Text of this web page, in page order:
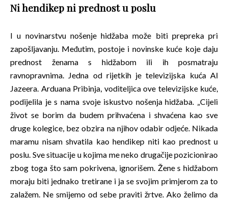
Ni hendikep ni prednost u poslu
I u novinarstvu nošenje hidžaba može biti prepreka pri
zapošljavanju. Međutim, postoje i novinske kuće koje daju
prednost ženama s hidžabom ili ih posmatraju
ravnopravnima. Jedna od rijetkih je televizijska kuća Al
Jazeera. Arduana Pribinja, voditeljica ove televizijske kuće,
podijelila je s nama svoje iskustvo nošenja hidžaba. „Cijeli
život se borim da budem prihvaćena i shvaćena kao sve
druge kolegice, bez obzira na njihov odabir odjeće. Nikada
maramu nisam shvatila kao hendikep niti kao prednost u
poslu. Sve situacije u kojima me neko drugačije pozicionirao
zbog toga što sam pokrivena, ignorišem. Žene s hidžabom
moraju biti jednako tretirane i ja se svojim primjerom za to
zalažem. Ne smijemo od sebe praviti žrtve. Ako želimo da